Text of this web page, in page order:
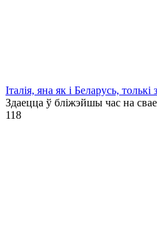
Італія, яна як і Беларусь,
Здаецца ў бліжэйшы час на свае
118